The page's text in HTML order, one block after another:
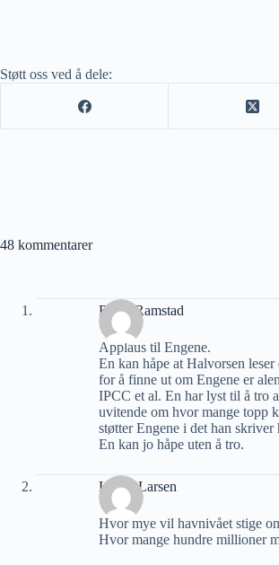
Støtt oss ved å dele:
48 kommentarer
Bjørn Ramstad
Applaus til Engene.
En kan håpe at Halvorsen
for å finne ut om Engene er
IPCC et al. En har lyst til å tro
uvitende om hvor mange topp
støtter Engene i det han skriver
En kan jo håpe uten å tro.
Leif A Larsen
Hvor mye vil havnivået stige
Hvor mange hundre millioner